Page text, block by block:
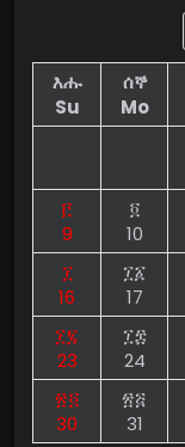
እሑ
Su
ሰኞ
Mo
፫
9
፬
10
፲
16
፲፩
17
፲፯
23
፲፰
24
፳፬
30
፳፭
31